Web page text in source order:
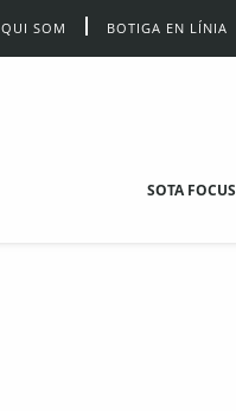
QUI SOM BOTIGA EN LÍNIA
SOTA FOCUS